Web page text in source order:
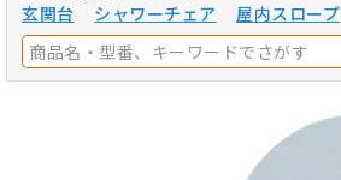
玄関台
シャワーチェア 屋内スロープ